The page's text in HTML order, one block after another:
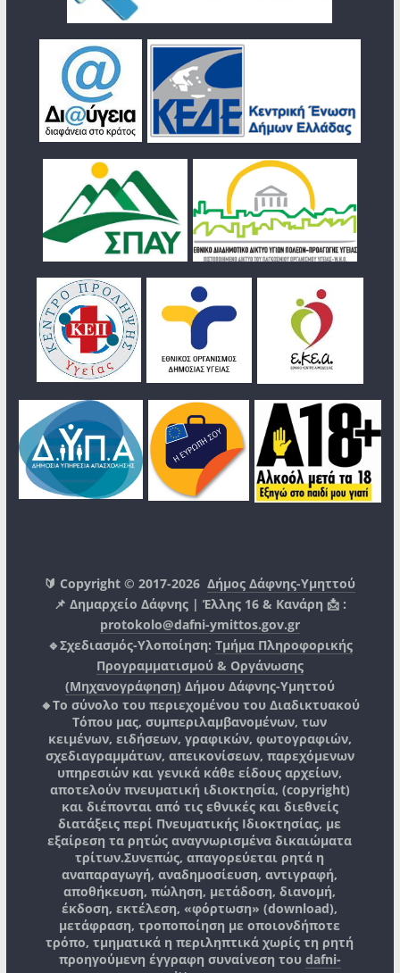
🔰 Copyright © 2017-2026Δήμος Δάφνης-Υμηττού
📌 Δημαρχείο Δάφνης | Έλλης 16 & Κανάρη 📩 :
protokolo@dafni-ymittos.gov.gr
🔹Σχεδιασμός-Υλοποίηση: Τμήμα Πληροφορικής
Προγραμματισμού & Οργάνωσης
(Μηχανογράφηση) Δήμου Δάφνης-Υμηττού
🔸Το σύνολο του περιεχομένου του Διαδικτυακού
Τόπου μας, συμπεριλαμβανομένων, των
κειμένων, ειδήσεων, γραφικών, φωτογραφιών,
σχεδιαγραμμάτων, απεικονίσεων, παρεχόμενων
υπηρεσιών και γενικά κάθε είδους αρχείων,
αποτελούν πνευματική ιδιοκτησία, (copyright)
και διέπονται από τις εθνικές και διεθνείς
διατάξεις περί Πνευματικής Ιδιοκτησίας, με
εξαίρεση τα ρητώς αναγνωρισμένα δικαιώματα
τρίτων.Συνεπώς, απαγορεύεται ρητά η
αναπαραγωγή, αναδημοσίευση, αντιγραφή,
αποθήκευση, πώληση, μετάδοση, διανομή,
έκδοση, εκτέλεση, «φόρτωση» (download),
μετάφραση, τροποποίηση με οποιονδήποτε
τρόπο, τμηματικά η περιληπτικά χωρίς τη ρητή
προηγούμενη έγγραφη συναίνεση του dafni-